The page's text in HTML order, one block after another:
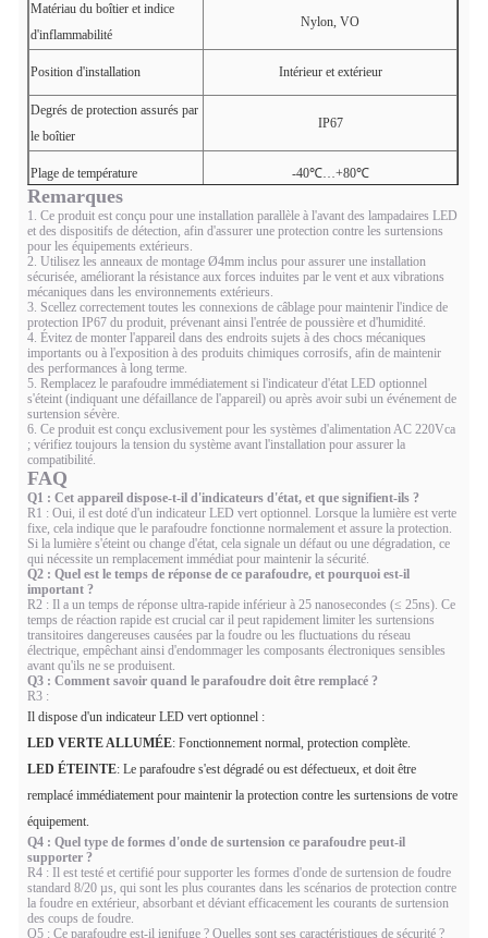
Matériau du boîtier et indice
d'inflammabilité
Nylon, VO
Position d'installation Intérieur et extérieur
Degrés de protection assurés par
le boîtier
IP67
Plage de température -40℃…+80℃
Plage d'humidité Humidité relative ≤ 95% (max 40 ℃)
Remarques
1. Ce produit est conçu pour une installation parallèle à l'avant des lampadaires LED
et des dispositifs de détection, afin d'assurer une protection contre les surtensions
pour les équipements extérieurs.
2. Utilisez les anneaux de montage Ø4mm inclus pour assurer une installation
sécurisée, améliorant la résistance aux forces induites par le vent et aux vibrations
mécaniques dans les environnements extérieurs.
3. Scellez correctement toutes les connexions de câblage pour maintenir l'indice de
protection IP67 du produit, prévenant ainsi l'entrée de poussière et d'humidité.
4. Évitez de monter l'appareil dans des endroits sujets à des chocs mécaniques
importants ou à l'exposition à des produits chimiques corrosifs, afin de maintenir
des performances à long terme.
5. Remplacez le parafoudre immédiatement si l'indicateur d'état LED optionnel
s'éteint (indiquant une défaillance de l'appareil) ou après avoir subi un événement de
surtension sévère.
6. Ce produit est conçu exclusivement pour les systèmes d'alimentation AC 220Vca
; vérifiez toujours la tension du système avant l'installation pour assurer la
compatibilité.
FAQ
Q1 : Cet appareil dispose-t-il d'indicateurs d'état, et que signifient-ils ?
R1 : Oui, il est doté d'un indicateur LED vert optionnel. Lorsque la lumière est verte
fixe, cela indique que le parafoudre fonctionne normalement et assure la protection.
Si la lumière s'éteint ou change d'état, cela signale un défaut ou une dégradation, ce
qui nécessite un remplacement immédiat pour maintenir la sécurité.
Q2 : Quel est le temps de réponse de ce parafoudre, et pourquoi est-il
important ?
R2 : Il a un temps de réponse ultra-rapide inférieur à 25 nanosecondes (≤ 25ns). Ce
temps de réaction rapide est crucial car il peut rapidement limiter les surtensions
transitoires dangereuses causées par la foudre ou les fluctuations du réseau
électrique, empêchant ainsi d'endommager les composants électroniques sensibles
avant qu'ils ne se produisent.
Q3 : Comment savoir quand le parafoudre doit être remplacé ?
R3 :
Il dispose d'un indicateur LED vert optionnel :
LED VERTE ALLUMÉE: Fonctionnement normal, protection complète.
LED ÉTEINTE: Le parafoudre s'est dégradé ou est défectueux, et doit être
remplacé immédiatement pour maintenir la protection contre les surtensions de votre
équipement.
Q4 : Quel type de formes d'onde de surtension ce parafoudre peut-il
supporter ?
R4 : Il est testé et certifié pour supporter les formes d'onde de surtension de foudre
standard 8/20 µs, qui sont les plus courantes dans les scénarios de protection contre
la foudre en extérieur, absorbant et déviant efficacement les courants de surtension
des coups de foudre.
Q5 : Ce parafoudre est-il ignifuge ? Quelles sont ses caractéristiques de sécurité ?